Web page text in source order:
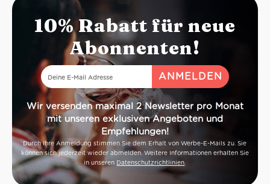
10% Rabatt für neue
Abonnenten!
Wir versenden maximal 2 Newsletter pro Monat
mit unseren exklusiven Angeboten und
Empfehlungen!
Durch Ihre Anmeldung stimmen Sie dem Erhalt von Werbe-E-Mails zu. Sie
können sich jederzeit wieder abmelden. Weitere Informationen erhalten Sie
in unseren Datenschutzrichtlinien